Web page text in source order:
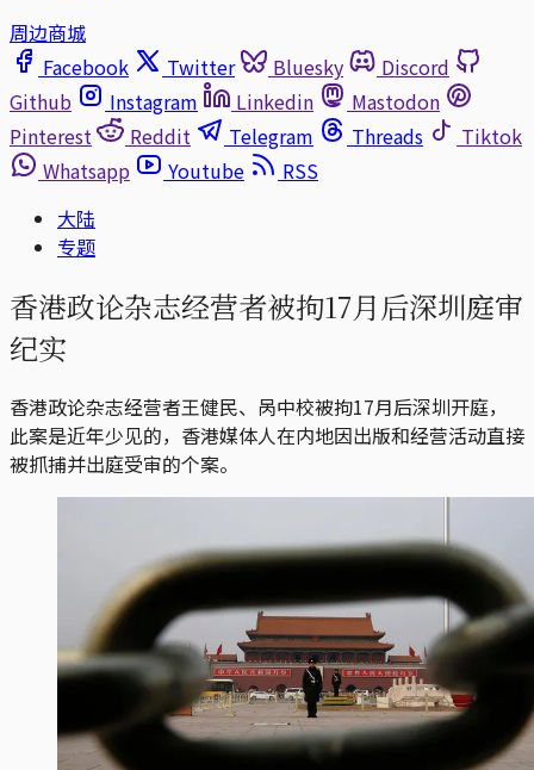
周边商城
Facebook
Twitter Bluesky
Discord
Github
Instagram Linkedin
Mastodon
Pinterest
Reddit Telegram Threads
Tiktok
Whatsapp
Youtube
RSS
大陆
专题
香港政论杂志经营者被拘17月后深圳庭审
纪实
香港政论杂志经营者王健民、呙中校被拘17月后深圳开庭，
此案是近年少见的，香港媒体人在内地因出版和经营活动直接
被抓捕并出庭受审的个案。